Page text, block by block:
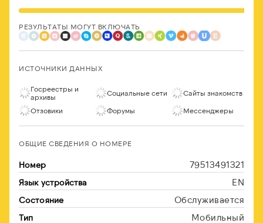
РЕЗУЛЬТАТЫ МОГУТ ВКЛЮЧАТЬ
ИСТОЧНИКИ ДАННЫХ
Госреестры и
архивы
Социальные сети Сайты знакомств
Отзовики Форумы Мессенджеры
ОБЩИЕ СВЕДЕНИЯ О НОМЕРЕ
Номер 79513491321
Язык устройства EN
Состояние Обслуживается
Тип Мобильный